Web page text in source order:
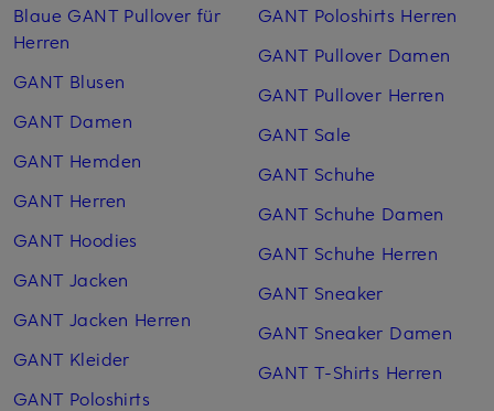
Blaue GANT Pullover für
Herren
GANT Blusen
GANT Damen
GANT Hemden
GANT Herren
GANT Hoodies
GANT Jacken
GANT Jacken Herren
GANT Kleider
GANT Poloshirts
GANT Poloshirts Herren
GANT Pullover Damen
GANT Pullover Herren
GANT Sale
GANT Schuhe
GANT Schuhe Damen
GANT Schuhe Herren
GANT Sneaker
GANT Sneaker Damen
GANT T-Shirts Herren